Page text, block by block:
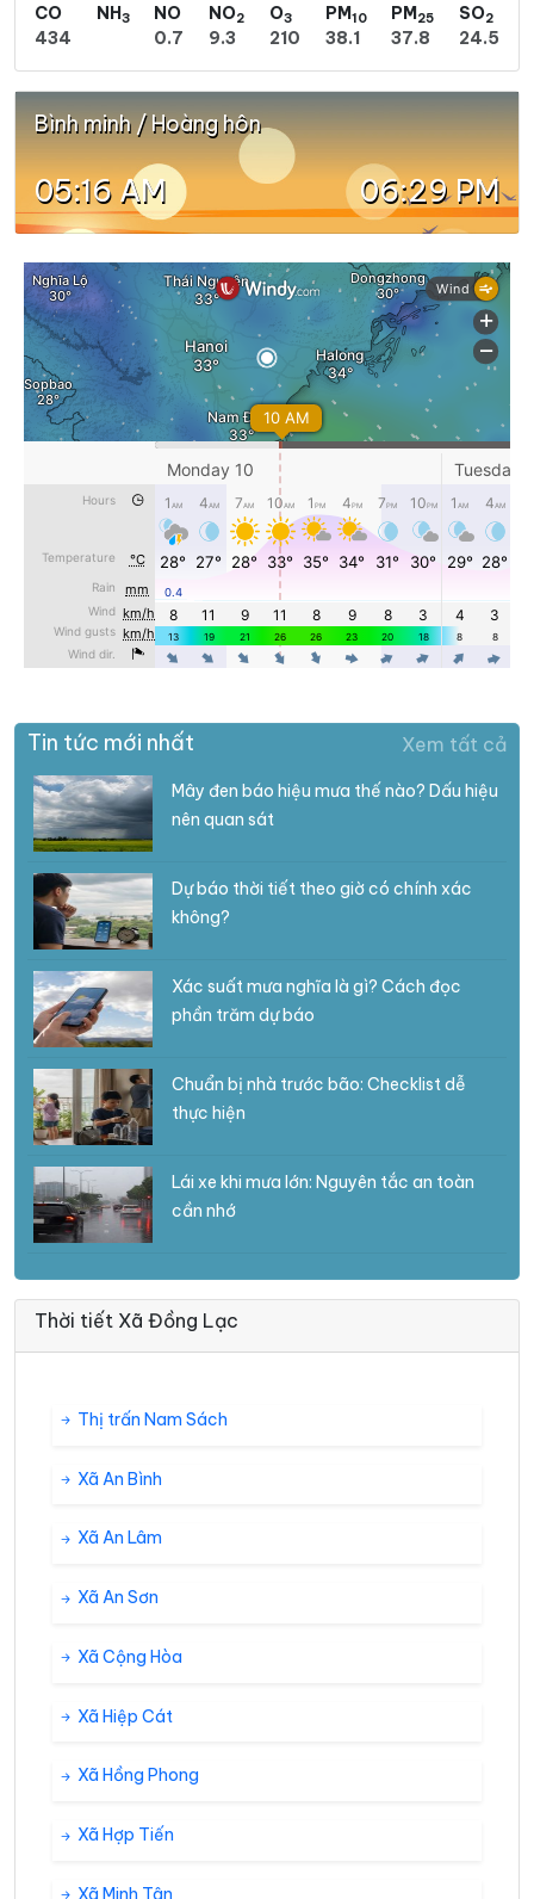
CO
434
NH3
NO
0.7
NO2
9.3
O3
210
PM10
38.1
PM25
37.8
SO2
24.5
Bình minh / Hoàng hôn
05:16 AM 06:29 PM
Tin tức mới nhất Xem tất cả
Mây đen báo hiệu mưa thế nào? Dấu hiệu
nên quan sát
Dự báo thời tiết theo giờ có chính xác
không?
Xác suất mưa nghĩa là gì? Cách đọc
phần trăm dự báo
Chuẩn bị nhà trước bão: Checklist dễ
thực hiện
Lái xe khi mưa lớn: Nguyên tắc an toàn
cần nhớ
Thời tiết Xã Đồng Lạc
Thị trấn Nam Sách
Xã An Bình
Xã An Lâm
Xã An Sơn
Xã Cộng Hòa
Xã Hiệp Cát
Xã Hồng Phong
Xã Hợp Tiến
Xã Minh Tân